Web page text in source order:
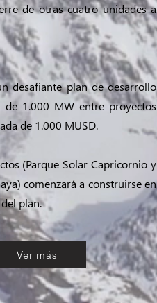
de otras cuatro unidades a
desafiante plan de desarrollo
de 1.000 MW entre proyectos
de 1.000 MUSD.
(Parque Solar Capricornio y
comenzará a construirse en
plan.
Ver más